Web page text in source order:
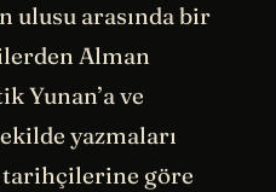
ulusu arasında bir
Alman
Yunan’a ve
yazmaları
göre